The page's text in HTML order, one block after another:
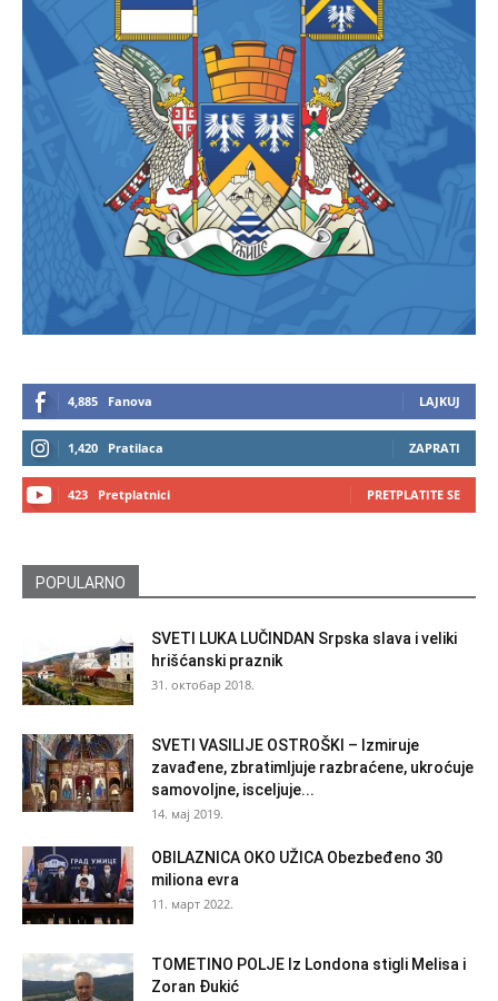
4,885 Fanova LAJKUJ
1,420 Pratilaca ZAPRATI
423 Pretplatnici PRETPLATITE SE
POPULARNO
SVETI LUKA LUČINDAN Srpska slava i veliki
hrišćanski praznik
31. октобар 2018.
SVETI VASILIJE OSTROŠKI – Izmiruje
zavađene, zbratimljuje razbraćene, ukroćuje
samovoljne, isceljuje...
14. мај 2019.
OBILAZNICA OKO UŽICA Obezbeđeno 30
miliona evra
11. март 2022.
TOMETINO POLJE Iz Londona stigli Melisa i
Zoran Đukić